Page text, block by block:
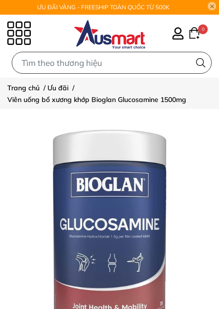
ƯU ĐÃI VÀNG - FREESHIP TOÀN QUỐC TỪ 500K
0
Trang chủ / Ưu đãi /
Viên uống bổ xương khớp Bioglan Glucosamine 1500mg